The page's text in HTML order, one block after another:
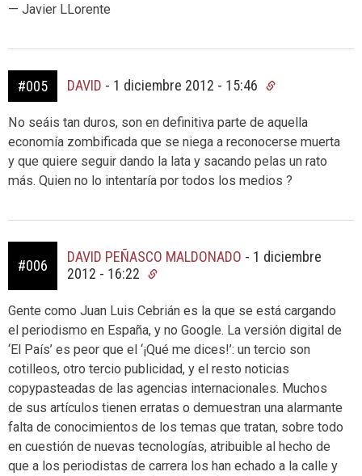
— Javier LLorente
#005 DAVID - 1 diciembre 2012 - 15:46
No seáis tan duros, son en definitiva parte de aquella
economía zombificada que se niega a reconocerse muerta
y que quiere seguir dando la lata y sacando pelas un rato
más. Quien no lo intentaría por todos los medios ?
#006
DAVID PEÑASCO MALDONADO - 1 diciembre
2012 - 16:22
Gente como Juan Luis Cebrián es la que se está cargando
el periodismo en España, y no Google. La versión digital de
‘El País’ es peor que el ‘¡Qué me dices!’: un tercio son
cotilleos, otro tercio publicidad, y el resto noticias
copypasteadas de las agencias internacionales. Muchos
de sus artículos tienen erratas o demuestran una alarmante
falta de conocimientos de los temas que tratan, sobre todo
en cuestión de nuevas tecnologías, atribuible al hecho de
que a los periodistas de carrera los han echado a la calle y